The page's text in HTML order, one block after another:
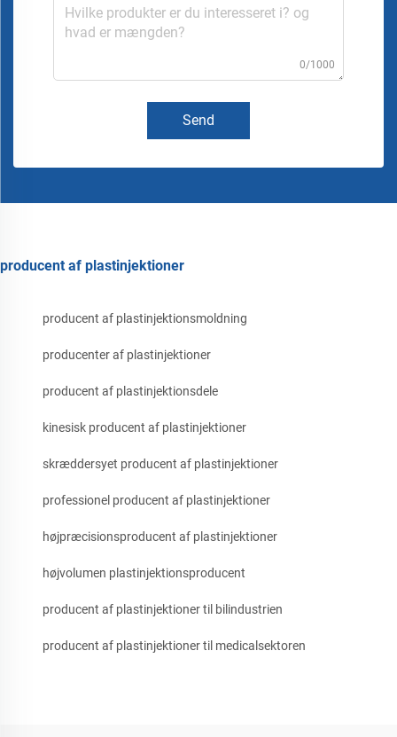
0/1000
Send
producent af plastinjektioner
producent af plastinjektionsmoldning
producenter af plastinjektioner
producent af plastinjektionsdele
kinesisk producent af plastinjektioner
skræddersyet producent af plastinjektioner
professionel producent af plastinjektioner
højpræcisionsproducent af plastinjektioner
højvolumen plastinjektionsproducent
producent af plastinjektioner til bilindustrien
producent af plastinjektioner til medicalsektoren